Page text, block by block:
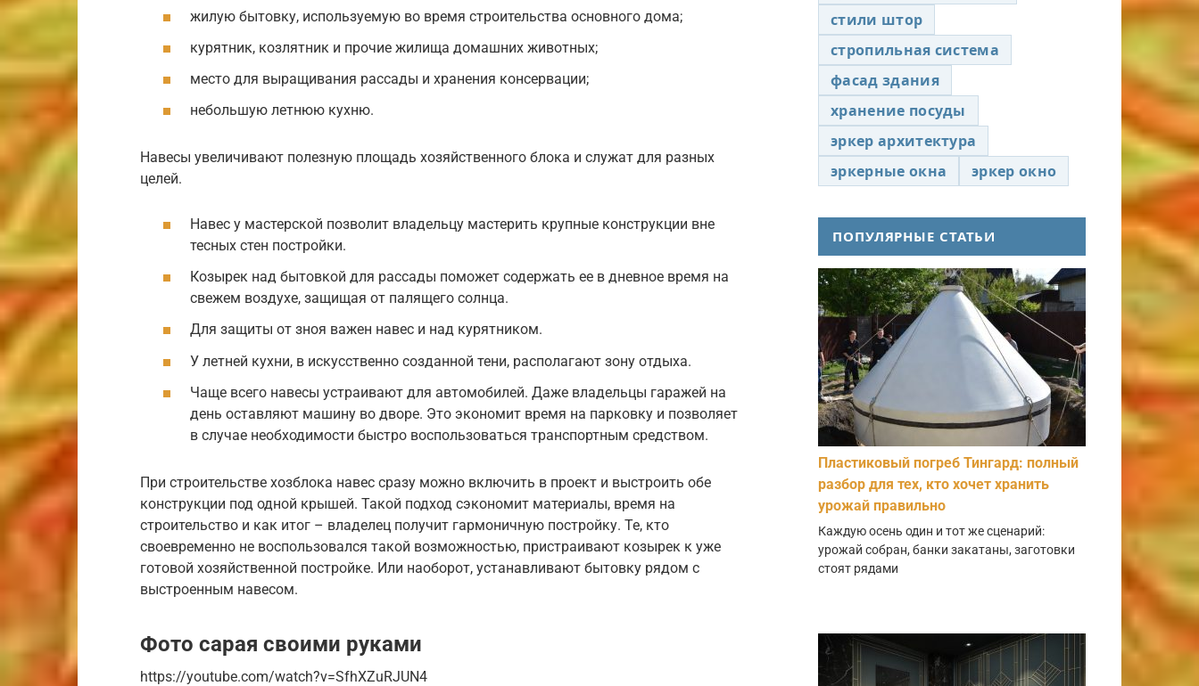
жилую бытовку, используемую во время строительства основного дома;
курятник, козлятник и прочие жилища домашних животных;
место для выращивания рассады и хранения консервации;
небольшую летнюю кухню.
Навесы увеличивают полезную площадь хозяйственного блока и служат для разных
целей.
Навес у мастерской позволит владельцу мастерить крупные конструкции вне
тесных стен постройки.
Козырек над бытовкой для рассады поможет содержать ее в дневное время на
свежем воздухе, защищая от палящего солнца.
Для защиты от зноя важен навес и над курятником.
У летней кухни, в искусственно созданной тени, располагают зону отдыха.
Чаще всего навесы устраивают для автомобилей. Даже владельцы гаражей на
день оставляют машину во дворе. Это экономит время на парковку и позволяет
в случае необходимости быстро воспользоваться транспортным средством.
При строительстве хозблока навес сразу можно включить в проект и выстроить обе
конструкции под одной крышей. Такой подход сэкономит материалы, время на
строительство и как итог – владелец получит гармоничную постройку. Те, кто
своевременно не воспользовался такой возможностью, пристраивают козырек к уже
готовой хозяйственной постройке. Или наоборот, устанавливают бытовку рядом с
выстроенным навесом.
Фото сарая своими руками
https://youtube.com/watch?v=SfhXZuRJUN4
стили штор
стропильная система
фасад здания
хранение посуды
эркер архитектура
эркерные окна
эркер окно
ПОПУЛЯРНЫЕ СТАТЬИ
Пластиковый погреб Тингард: полный
разбор для тех, кто хочет хранить
урожай правильно
Каждую осень один и тот же сценарий:
урожай собран, банки закатаны, заготовки
стоят рядами